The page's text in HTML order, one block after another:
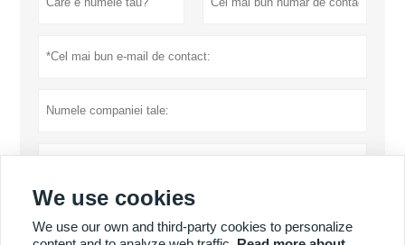
We use cookies
We use our own and third-party cookies to personalize